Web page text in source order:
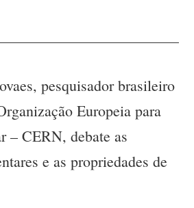
pesquisador brasileiro
Europeia para
– CERN, debate as
e as propriedades de